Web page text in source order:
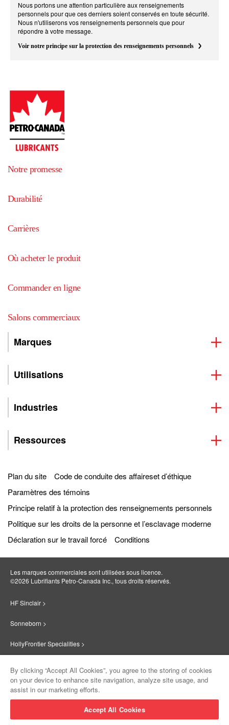
Nous portons une attention particulière aux renseignements
personnels pour que ces derniers soient conservés en toute sécurité.
Nous n'utiliserons vos renseignements personnels que pour
répondre à votre message.
Voir notre principe sur la protection des renseignements personnels
Notre promesse
Durabilité
Carrières
Où acheter le produit
Commander en ligne
Salons commerciaux
Marques
Utilisations
Industries
Ressources
Plan du site
Code de conduite des affaireset d’éthique
Paramètres des témoins
Principe relatif à la protection des renseignements personnels
Politique sur les droits de la personne et l’esclavage moderne
Déclaration sur le travail forcé
Conditions
Les marques commerciales sont utilisées sous licence.
©2026 Lubrifiants Petro‐Canada Inc., tous droits réservés.
HF Sinclair >
Sonneborn >
HollyFrontier Specialities >
Suniso >
By clicking “Accept All Cookies”, you agree to the storing of cookies
on your device to enhance site navigation, analyze site usage, and
assist in our marketing efforts.
Accept All Cookies